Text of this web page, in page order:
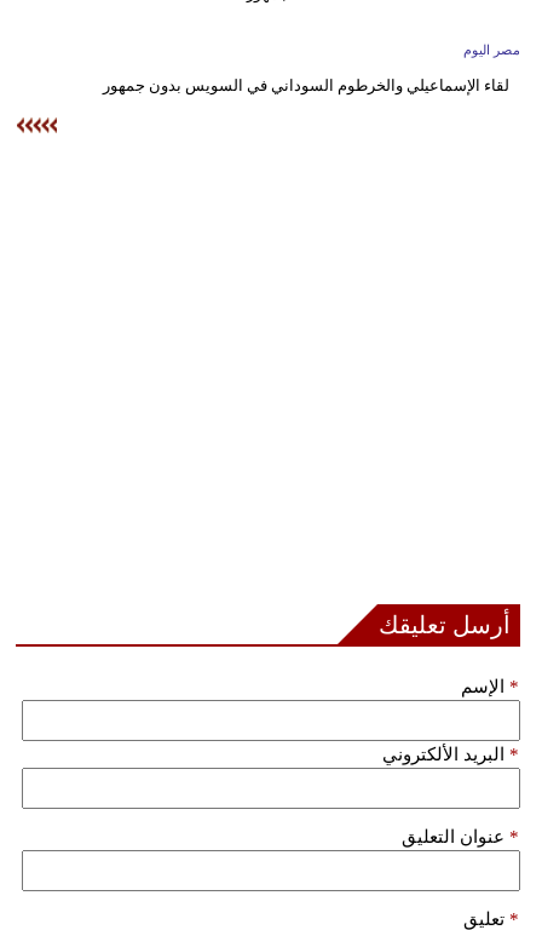
أخبار
مدوَّنات
أبراج
سيارات
مصر اليوم
لقاء الإسماعيلي والخرطوم السوداني في السويس بدون جمهور
أرسل تعليقك
الإسم *
البريد الألكتروني *
عنوان التعليق *
تعليق *